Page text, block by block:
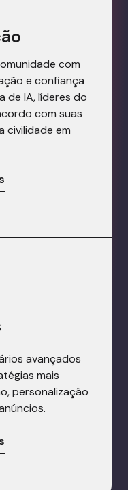
com
e confiança
de IA, líderes do
com suas
civilidade em
avançados
mais
personalização